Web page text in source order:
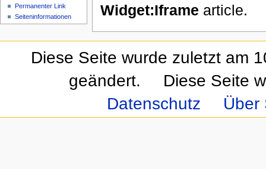
Widget:Iframe article.
Permanenter Link
Seiteninformationen
Diese Seite wurde zuletzt am
geändert.
Diese Seite
Datenschutz
Über